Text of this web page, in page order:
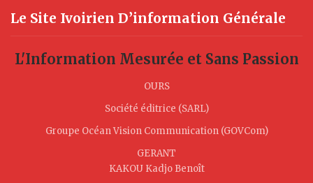
Le Site Ivoirien D’information Générale
L'Information Mesurée et Sans Passion
OURS
Société éditrice (SARL)
Groupe Océan Vision Communication (GOVCom)
GERANT
KAKOU Kadjo Benoît